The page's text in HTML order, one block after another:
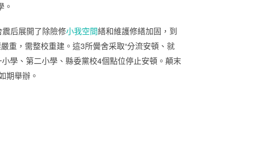
。
后展開了除險修小我空間繕和維護修繕加固，到
重，需整校重建。這3所黌舍采取“分流安頓、就
學、第二小學、縣委黨校4個點位停止安頓。顛末
期舉辦。